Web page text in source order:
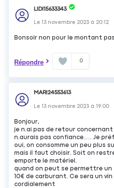
LIDI15633343
Le13 novembre 2023 à 20:12
Bonsoir non pour le montant
Répondre 0
MARI24553613
Le13 novembre 2023 à19:00
Bonjour,
je n.ai pas de retour
n.aurais pas confiance…. Je
oui, on consomme un peu plus
mais il faut choisir. Soit on
emporte le matériel.
quand on peut se permettre un
10€ de carburant. Ce sera un
cordialement